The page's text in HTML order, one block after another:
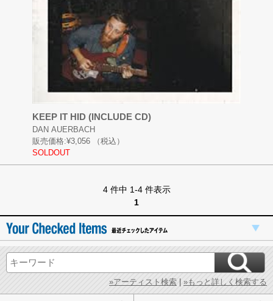
KEEP IT HID (INCLUDE CD)
DAN AUERBACH
販売価格:¥3,056
（税込）
SOLDOUT
4 件中 1-4 件表示
1
»アーティスト検索 | »もっと詳しく検索する